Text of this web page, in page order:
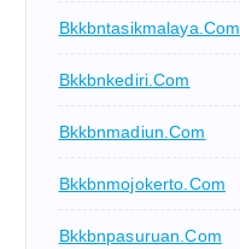
Bkkbntasikmalaya.com
Bkkbnkediri.com
Bkkbnmadiun.com
Bkkbnmojokerto.com
Bkkbnpasuruan.com